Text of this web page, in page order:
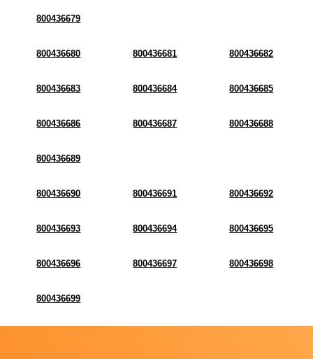
800436679
800436680 800436681 800436682
800436683 800436684 800436685
800436686 800436687 800436688
800436689
800436690 800436691 800436692
800436693 800436694 800436695
800436696 800436697 800436698
800436699